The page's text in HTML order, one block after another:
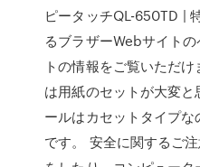
ピータッチQL-650TD |
るブラザーWebサイト
トの情報をご覧いただ
は用紙のセットが大変
ールはカセットタイプ
です。 安全に関するご